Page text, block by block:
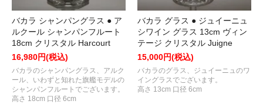
バカラ シャンパングラス ● ア
ルクール シャンパンフルート
18cm クリスタル Harcourt
16,980円(税込)
バカラのシャンパングラス、アルク
ール、いわずと知れた旗艦モデルの
シャンパンフルートでございます。
高さ 18cm 口径 6cm
バカラ グラス ● ジュイーニュ
シワイン グラス 13cm ヴィン
テージ クリスタル Juigne
15,000円(税込)
バカラのグラス、ジュイーニュのワ
イングラスでございます。
高さ 13cm 口径 6cm